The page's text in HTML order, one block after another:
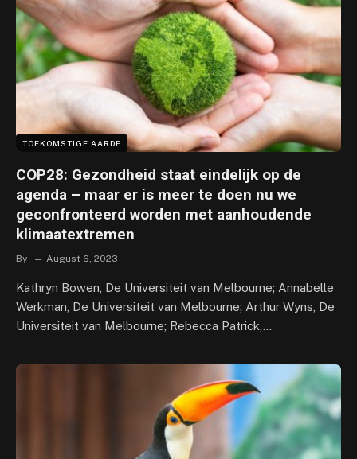
TOEKOMSTIGE AARDE
COP28: Gezondheid staat eindelijk op de
agenda – maar er is meer te doen nu we
geconfronteerd worden met aanhoudende
klimaatextremen
By August 6, 2023
Kathryn Bowen, De Universiteit van Melbourne; Annabelle
Werkman, De Universiteit van Melbourne; Arthur Wyns, De
Universiteit van Melbourne; Rebecca Patrick,…